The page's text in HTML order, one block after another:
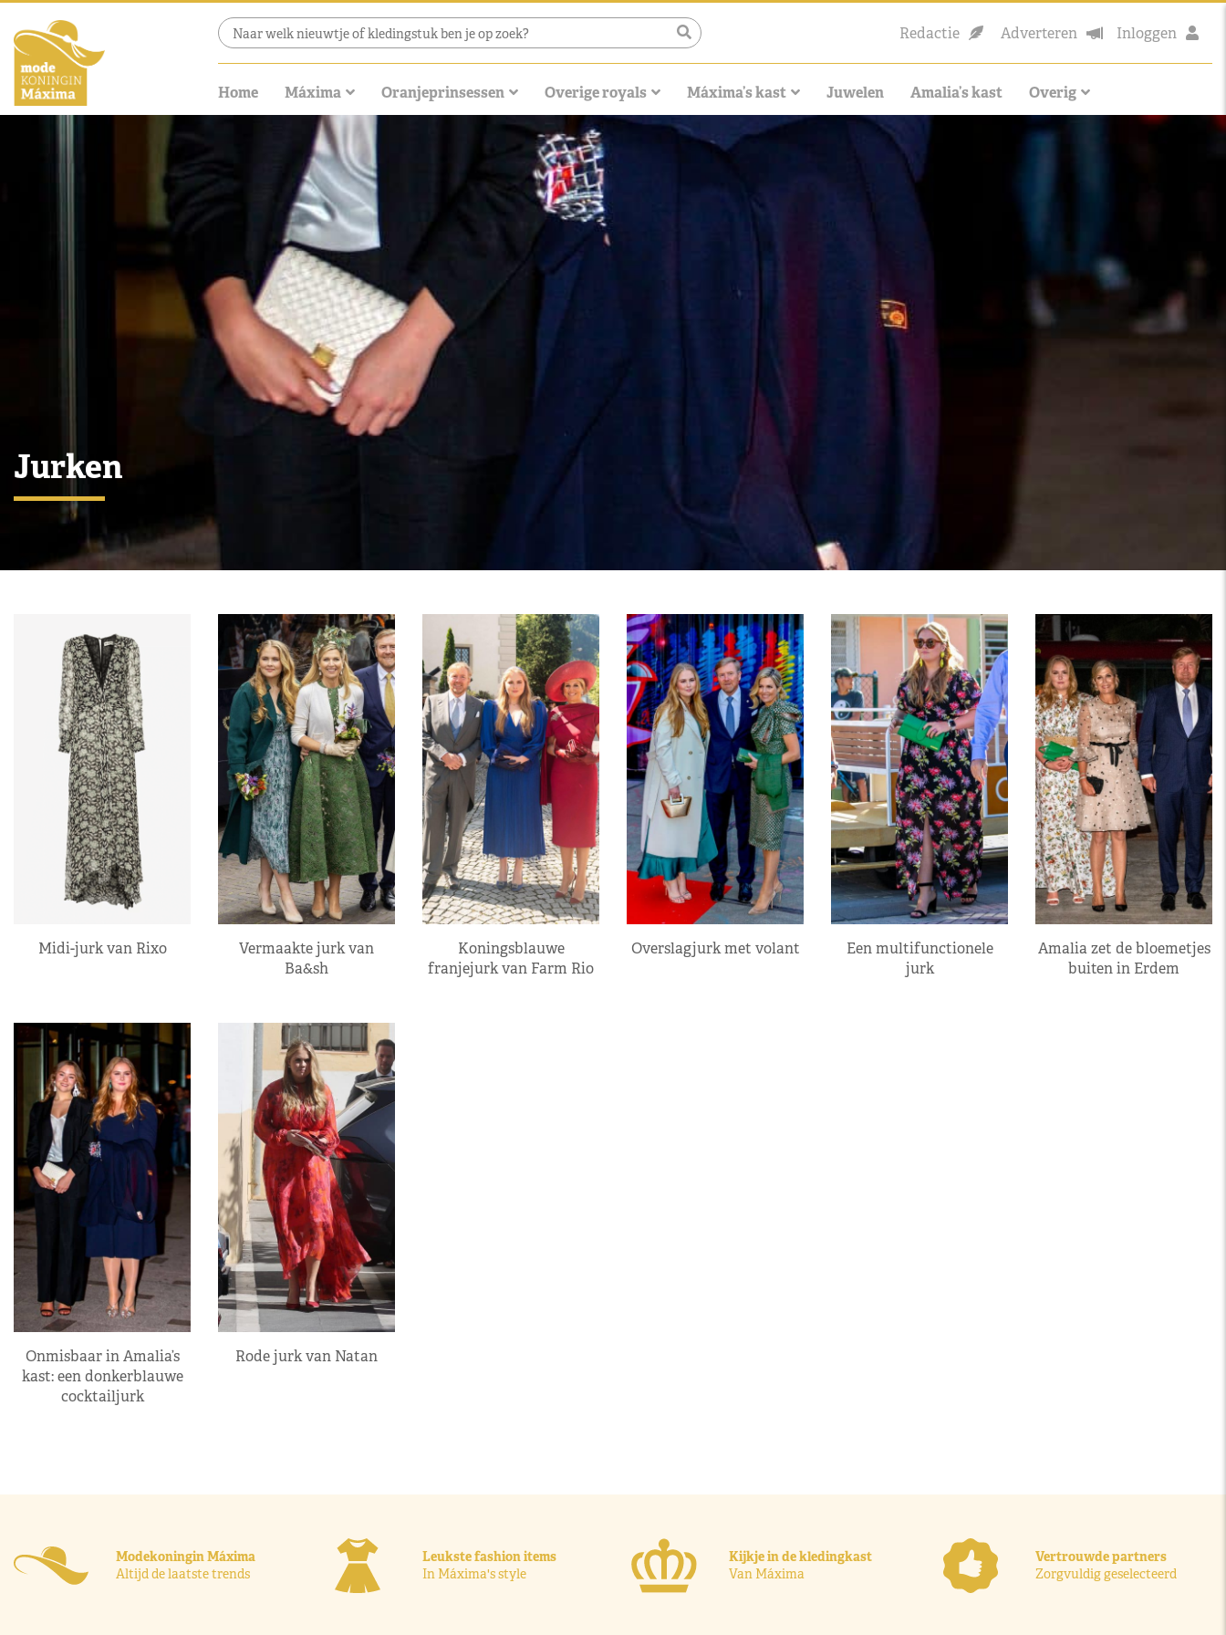
Redactie Adverteren Inloggen
Home Máxima Oranjeprinsessen Overige royals Máxima’s kast Juwelen Amalia’s kast Overig
Jurken
Midi-jurk van Rixo
Vermaakte jurk van
Ba&sh
Koningsblauwe
franjejurk van Farm Rio
Overslagjurk met volant
Een multifunctionele
jurk
Amalia zet de bloemetjes
buiten in Erdem
Onmisbaar in Amalia’s
kast: een donkerblauwe
cocktailjurk
Rode jurk van Natan
Modekoningin Máxima
Altijd de laatste trends
Leukste fashion items
In Máxima's style
Kijkje in de kledingkast
Van Máxima
Vertrouwde partners
Zorgvuldig geselecteerd